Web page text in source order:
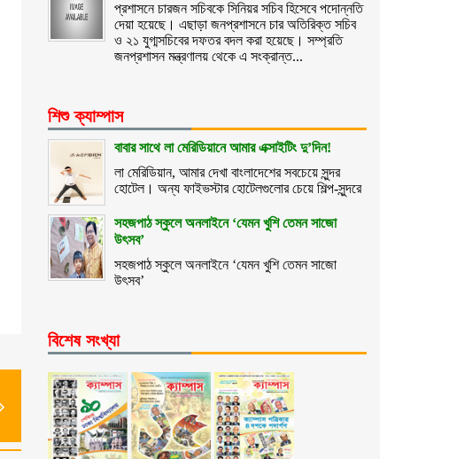
প্রশাসনে চারজন সচিবকে সিনিয়র সচিব হিসেবে পদোন্নতি
দেয়া হয়েছে। এছাড়া জনপ্রশাসনে চার অতিরিক্ত সচিব
ও ২১ যুগ্মসচিবের দফতর বদল করা হয়েছে। সম্প্রতি
জনপ্রশাসন মন্ত্রণালয় থেকে এ সংক্রান্ত...
শিশু ক্যাম্পাস
বাবার সাথে লা মেরিডিয়ানে আমার এক্সাইটিং দু’দিন!
লা মেরিডিয়ান, আমার দেখা বাংলাদেশের সবচেয়ে সুন্দর
হোটেল। অন্য ফাইভস্টার হোটেলগুলোর চেয়ে শিল্প-সুন্দরে
সহজপাঠ স্কুলে অনলাইনে ‘যেমন খুশি তেমন সাজো
উৎসব’
সহজপাঠ স্কুলে অনলাইনে ‘যেমন খুশি তেমন সাজো
উৎসব’
বিশেষ সংখ্যা